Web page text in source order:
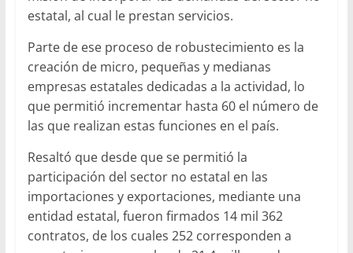
estatal, al cual le prestan servicios.
Parte de ese proceso de robustecimiento es la
creación de micro, pequeñas y medianas
empresas estatales dedicadas a la actividad, lo
que permitió incrementar hasta 60 el número de
las que realizan estas funciones en el país.
Resaltó que desde que se permitió la
participación del sector no estatal en las
importaciones y exportaciones, mediante una
entidad estatal, fueron firmados 14 mil 362
contratos, de los cuales 252 corresponden a